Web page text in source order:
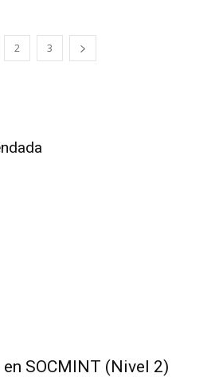
2 3
SOCMINT (Nivel 2)